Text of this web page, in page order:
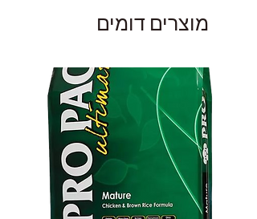
מוצרים דומים